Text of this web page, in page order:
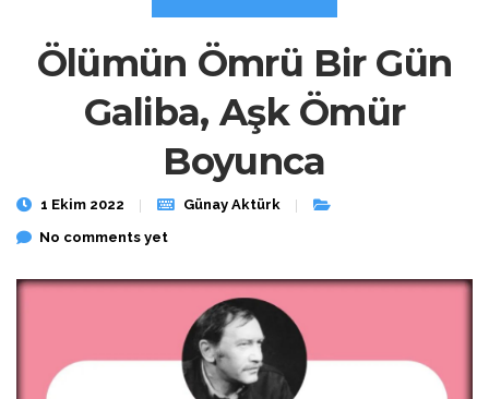
Ölümün Ömrü Bir Gün
Galiba, Aşk Ömür
Boyunca
1 Ekim 2022
Günay Aktürk
No comments yet